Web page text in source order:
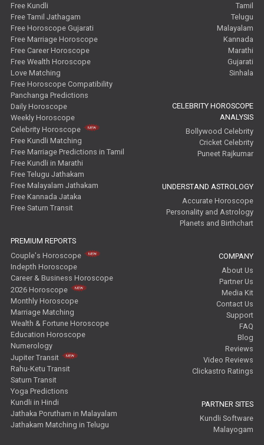
Free Kundli
Free Tamil Jathagam
Free Horoscope Gujarati
Free Marriage Horoscope
Free Career Horoscope
Free Wealth Horoscope
Love Matching
Free Horoscope Compatibility
Panchanga Predictions
Daily Horoscope
Weekly Horoscope
Celebrity Horoscope
Free Kundli Matching
Free Marriage Predictions in Tamil
Free Kundli in Marathi
Free Telugu Jathakam
Free Malayalam Jathakam
Free Kannada Jataka
Free Saturn Transit
PREMIUM REPORTS
Couple's Horoscope
Indepth Horoscope
Career & Business Horoscope
2026 Horoscope
Monthly Horoscope
Marriage Matching
Wealth & Fortune Horoscope
Education Horoscope
Numerology
Jupiter Transit
Rahu-Ketu Transit
Saturn Transit
Yoga Predictions
Kundli in Hindi
Jathaka Porutham in Malayalam
Jathakam Matching in Telugu
Tamil
Telugu
Malayalam
Kannada
Marathi
Gujarati
Sinhala
CELEBRITY HOROSCOPE
ANALYSIS
Bollywood Celebrity
Cricket Celebrity
Puneet Rajkumar
UNDERSTAND ASTROLOGY
Accurate Horoscope
Personality and Astrology
Planets and Birthchart
COMPANY
About Us
Partner Us
Media Kit
Contact Us
Support
FAQ
Blog
Reviews
Video Reviews
Clickastro Ratings
PARTNER SITES
Kundli Software
Malayogam